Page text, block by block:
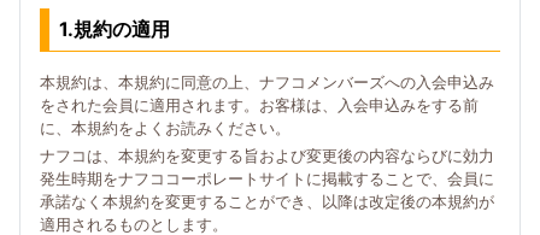
1.規約の適用
本規約は、本規約に同意の上、ナフコメンバーズへの入会申込み
をされた会員に適用されます。お客様は、入会申込みをする前
に、本規約をよくお読みください。
ナフコは、本規約を変更する旨および変更後の内容ならびに効力
発生時期をナフココーポレートサイトに掲載することで、会員に
承諾なく本規約を変更することができ、以降は改定後の本規約が
適用されるものとします。